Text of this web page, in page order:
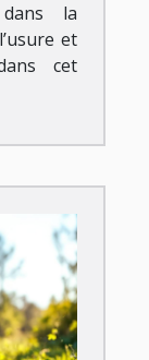
la
et
cet